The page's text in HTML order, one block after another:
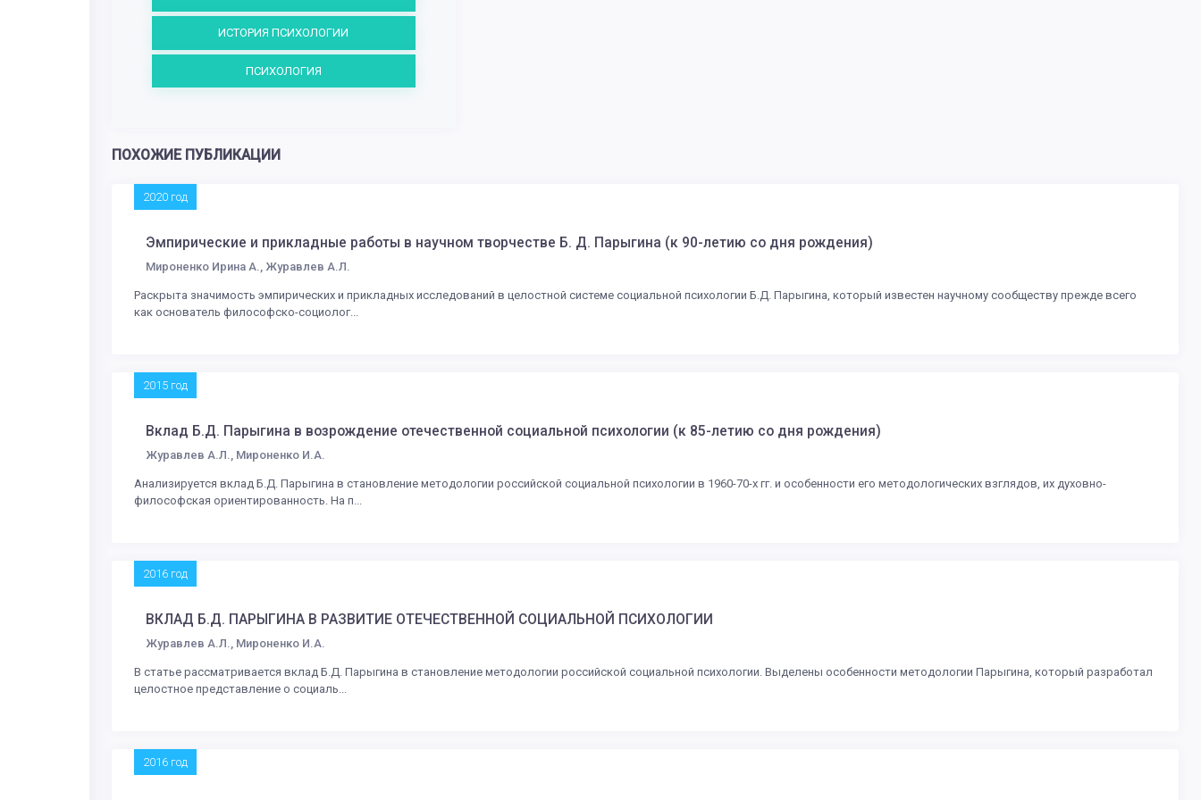
ИСТОРИЯ ПСИХОЛОГИИ
ПСИХОЛОГИЯ
ПОХОЖИЕ ПУБЛИКАЦИИ
2020 год
Эмпирические и прикладные работы в научном творчестве Б. Д. Парыгина (к 90-летию со дня рождения)
Мироненко Ирина А., Журавлев А.Л.
Раскрыта значимость эмпирических и прикладных исследований в целостной системе социальной психологии Б.Д. Парыгина, который известен научному сообществу прежде всего
как основатель философско-социолог...
2015 год
Вклад Б.Д. Парыгина в возрождение отечественной социальной психологии (к 85-летию со дня рождения)
Журавлев А.Л., Мироненко И.А.
Анализируется вклад Б.Д. Парыгина в становление методологии российской социальной психологии в 1960-70-х гг. и особенности его методологических взглядов, их духовно-
философская ориентированность. На п...
2016 год
ВКЛАД Б.Д. ПАРЫГИНА В РАЗВИТИЕ ОТЕЧЕСТВЕННОЙ СОЦИАЛЬНОЙ ПСИХОЛОГИИ
Журавлев А.Л., Мироненко И.А.
В статье рассматривается вклад Б.Д. Парыгина в становление методологии российской социальной психологии. Выделены особенности методологии Парыгина, который разработал
целостное представление о социаль...
2016 год